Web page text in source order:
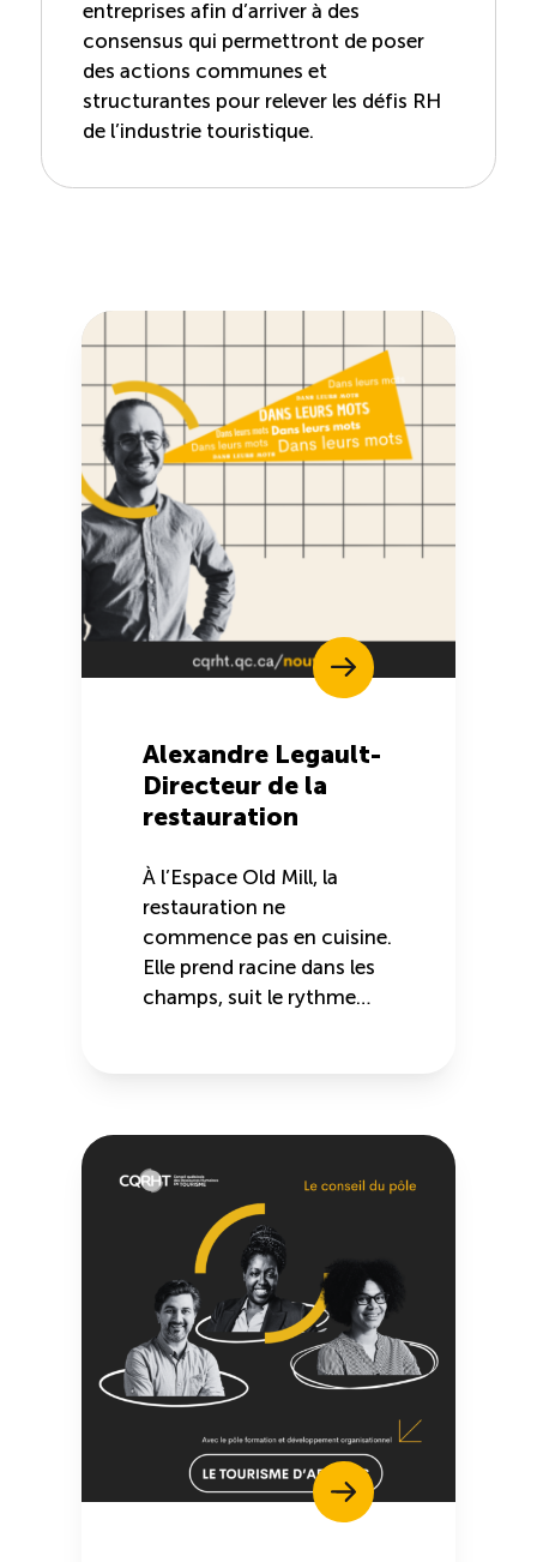
entreprises afin d’arriver à des
consensus qui permettront de poser
des actions communes et
structurantes pour relever les défis RH
de l’industrie touristique.
Alexandre Legault-
Directeur de la
restauration
À l’Espace Old Mill, la
restauration ne
commence pas en cuisine.
Elle prend racine dans les
champs, suit le rythme…